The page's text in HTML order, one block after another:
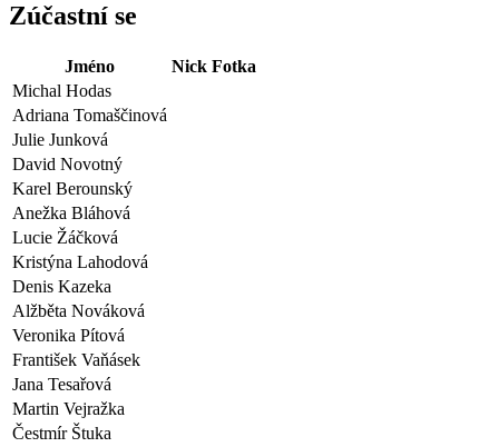
Zúčastní se
Jméno Nick Fotka
Michal Hodas
Adriana Tomaščinová
Julie Junková
David Novotný
Karel Berounský
Anežka Bláhová
Lucie Žáčková
Kristýna Lahodová
Denis Kazeka
Alžběta Nováková
Veronika Pítová
František Vaňásek
Jana Tesařová
Martin Vejražka
Čestmír Štuka